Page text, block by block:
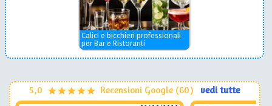
Calici e bicchieri professionali
per Bar e Ristoranti
5,0 Recensioni Google (60) vedi tutte